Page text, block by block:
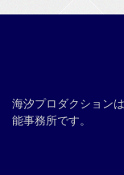
海汐プロダクション
能事務所です。